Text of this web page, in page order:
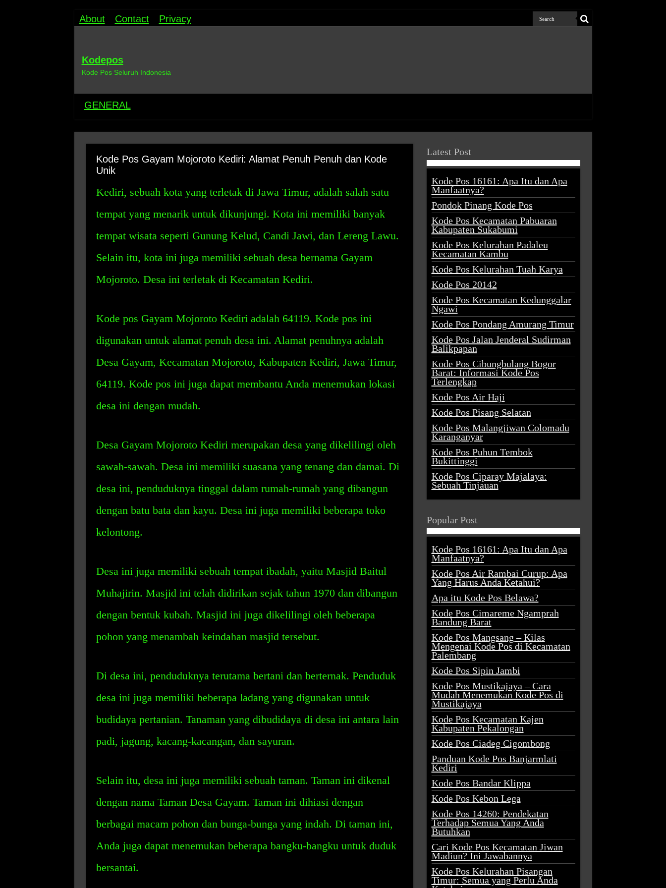
About Contact Privacy
Kodepos
Kode Pos Seluruh Indonesia
GENERAL
Kode Pos Gayam Mojoroto Kediri: Alamat Penuh Penuh dan Kode
Unik
Kediri, sebuah kota yang terletak di Jawa Timur, adalah salah satu
tempat yang menarik untuk dikunjungi. Kota ini memiliki banyak
tempat wisata seperti Gunung Kelud, Candi Jawi, dan Lereng Lawu.
Selain itu, kota ini juga memiliki sebuah desa bernama Gayam
Mojoroto. Desa ini terletak di Kecamatan Kediri.
Kode pos Gayam Mojoroto Kediri adalah 64119. Kode pos ini
digunakan untuk alamat penuh desa ini. Alamat penuhnya adalah
Desa Gayam, Kecamatan Mojoroto, Kabupaten Kediri, Jawa Timur,
64119. Kode pos ini juga dapat membantu Anda menemukan lokasi
desa ini dengan mudah.
Desa Gayam Mojoroto Kediri merupakan desa yang dikelilingi oleh
sawah-sawah. Desa ini memiliki suasana yang tenang dan damai. Di
desa ini, penduduknya tinggal dalam rumah-rumah yang dibangun
dengan batu bata dan kayu. Desa ini juga memiliki beberapa toko
kelontong.
Desa ini juga memiliki sebuah tempat ibadah, yaitu Masjid Baitul
Muhajirin. Masjid ini telah didirikan sejak tahun 1970 dan dibangun
dengan bentuk kubah. Masjid ini juga dikelilingi oleh beberapa
pohon yang menambah keindahan masjid tersebut.
Di desa ini, penduduknya terutama bertani dan berternak. Penduduk
desa ini juga memiliki beberapa ladang yang digunakan untuk
budidaya pertanian. Tanaman yang dibudidaya di desa ini antara lain
padi, jagung, kacang-kacangan, dan sayuran.
Selain itu, desa ini juga memiliki sebuah taman. Taman ini dikenal
dengan nama Taman Desa Gayam. Taman ini dihiasi dengan
berbagai macam pohon dan bunga-bunga yang indah. Di taman ini,
Anda juga dapat menemukan beberapa bangku-bangku untuk duduk
bersantai.
Latest Post
Kode Pos 16161: Apa Itu dan Apa
Manfaatnya?
Pondok Pinang Kode Pos
Kode Pos Kecamatan Pabuaran
Kabupaten Sukabumi
Kode Pos Kelurahan Padaleu
Kecamatan Kambu
Kode Pos Kelurahan Tuah Karya
Kode Pos 20142
Kode Pos Kecamatan Kedunggalar
Ngawi
Kode Pos Pondang Amurang Timur
Kode Pos Jalan Jenderal Sudirman
Balikpapan
Kode Pos Cibungbulang Bogor
Barat: Informasi Kode Pos
Terlengkap
Kode Pos Air Haji
Kode Pos Pisang Selatan
Kode Pos Malangjiwan Colomadu
Karanganyar
Kode Pos Puhun Tembok
Bukittinggi
Kode Pos Ciparay Majalaya:
Sebuah Tinjauan
Popular Post
Kode Pos 16161: Apa Itu dan Apa
Manfaatnya?
Kode Pos Air Rambai Curup: Apa
Yang Harus Anda Ketahui?
Apa itu Kode Pos Belawa?
Kode Pos Cimareme Ngamprah
Bandung Barat
Kode Pos Mangsang – Kilas
Mengenai Kode Pos di Kecamatan
Palembang
Kode Pos Sipin Jambi
Kode Pos Mustikajaya – Cara
Mudah Menemukan Kode Pos di
Mustikajaya
Kode Pos Kecamatan Kajen
Kabupaten Pekalongan
Kode Pos Ciadeg Cigombong
Panduan Kode Pos Banjarmlati
Kediri
Kode Pos Bandar Klippa
Kode Pos Kebon Lega
Kode Pos 14260: Pendekatan
Terhadap Semua Yang Anda
Butuhkan
Cari Kode Pos Kecamatan Jiwan
Madiun? Ini Jawabannya
Kode Pos Kelurahan Pisangan
Timur: Semua yang Perlu Anda